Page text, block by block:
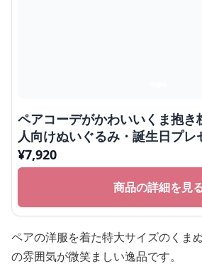
ペアコーデがかわいいくま抱き
人向けぬいぐるみ・誕生日プレ
トに人気
¥7,920
商品の詳細を見
ペアの洋服を着た特大サイズのくま
の雰囲気が微笑ましい逸品です。